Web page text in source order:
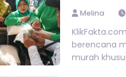
Melina
berencana
murah